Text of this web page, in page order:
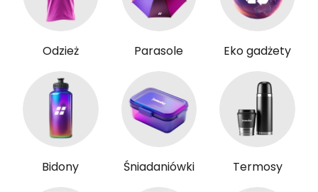
Odzież Parasole Eko gadżety
Bidony Śniadaniówki Termosy